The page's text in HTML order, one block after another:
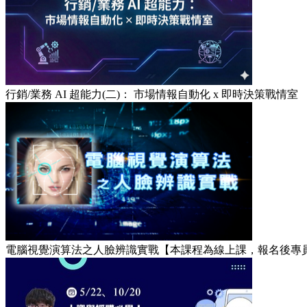
行銷/業務 AI 超能力(二)： 市場情報自動化 x 即時決策戰情室
電腦視覺演算法之人臉辨識實戰【本課程為線上課，報名後專